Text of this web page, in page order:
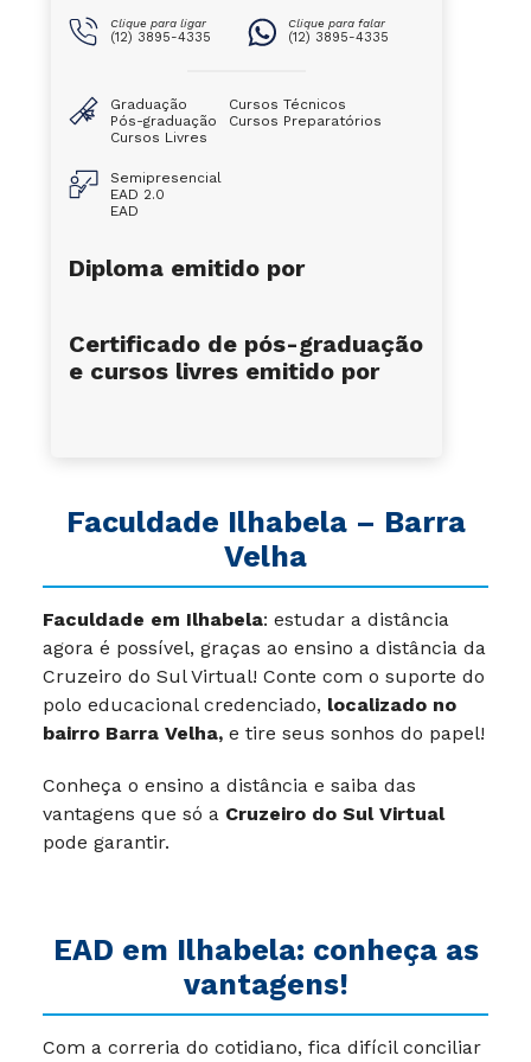
Faculdade Ilhabela – Barra
Velha
Faculdade em Ilhabela
: estudar a distância
agora é possível, graças ao ensino a distância da
Cruzeiro do Sul Virtual! Conte com o suporte do
polo educacional credenciado,localizado no
bairro Barra Velha
pode garantir.
EAD em Ilhabela: conheça as
Clique para ligar
(12) 3895-4335
Clique para falar
(12) 3895-4335
Graduação
Pós-graduação
Cursos Livres
Cursos Técnicos
Cursos Preparatórios
Semipresencial
EAD 2.0
EAD
Diploma emitido por